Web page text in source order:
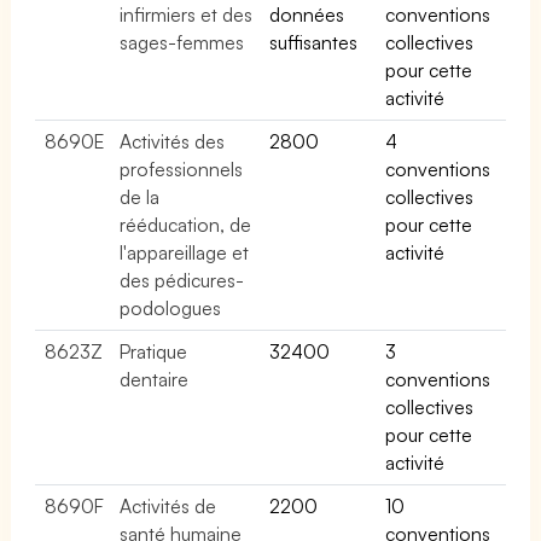
infirmiers et des
sages-femmes
données
suffisantes
conventions
collectives
pour cette
activité
8690E
Activités des
professionnels
de la
rééducation, de
l'appareillage et
des pédicures-
podologues
2800
4
conventions
collectives
pour cette
activité
8623Z
Pratique
dentaire
32400
3
conventions
collectives
pour cette
activité
8690F
Activités de
santé humaine
2200
10
conventions